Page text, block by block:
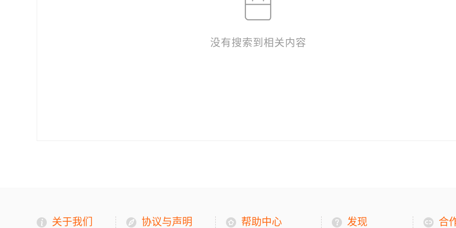
没有搜索到相关内容
关于我们 协议与声明 帮助中心 发现 合